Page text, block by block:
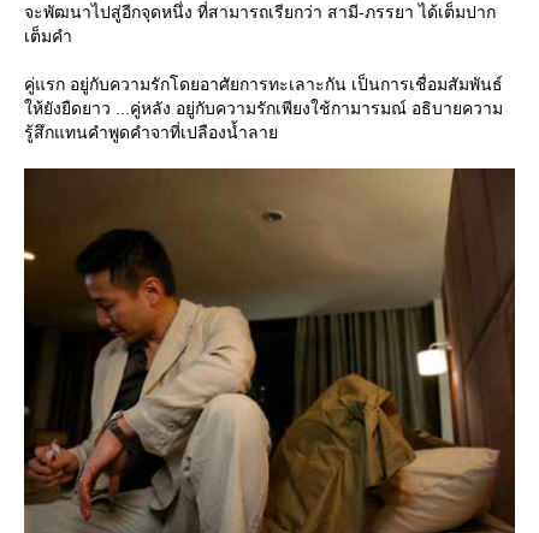
จะพัฒนาไปสู่อีกจุดหนึ่ง ที่สามารถเรียกว่า สามี-ภรรยา ได้เต็มปาก
เต็มคำ
คู่แรก อยู่กับความรักโดยอาศัยการทะเลาะกัน เป็นการเชื่อมสัมพันธ์
ห้ยังยืดยาว ...คู่หลัง อยู่กับความรักเพียงใช้กามารมณ์ อธิบายความ
รู้สึกแทนคำพูดคำจาที่เปลืองน้ำลา